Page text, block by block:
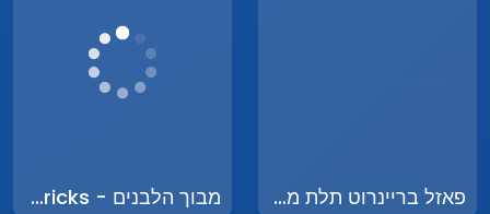
פאזל בריינרוט תלת מימד - Italian Brainrot 3D Puzzle מבוך הלבנים - Maze of Bricks